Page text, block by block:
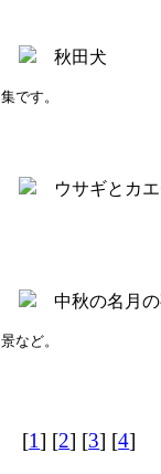
集です。
景など。
[1] [2] [3] [4]